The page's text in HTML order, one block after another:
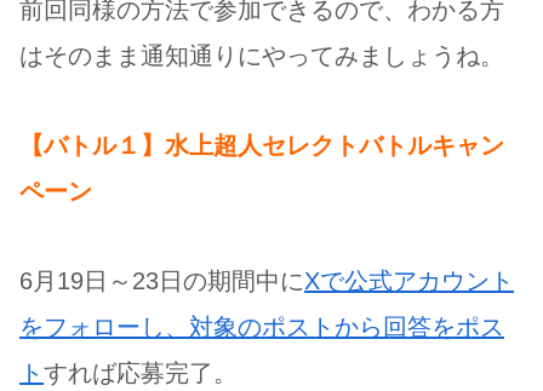
前回同様の方法で参加できるので、わかる方
はそのまま通知通りにやってみましょうね。
【バトル１】水上超人セレクトバトルキャン
ペーン
6月19日～23日の期間中にXで公式アカウント
をフォローし、対象のポストから回答をポス
ト すれば応募完了。